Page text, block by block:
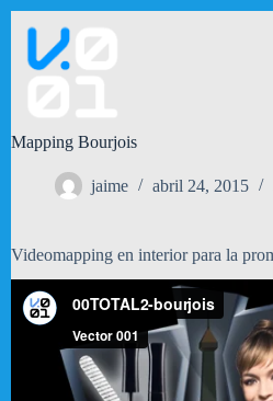
contenido
Mapping Bourjois
jaime abril 24, 2015
Videomapping en interior para la